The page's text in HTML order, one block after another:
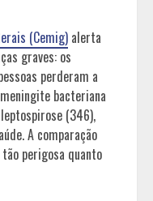
(Cemig) alerta
graves: os
perderam a
bacteriana
(346),
A comparação
perigosa quanto